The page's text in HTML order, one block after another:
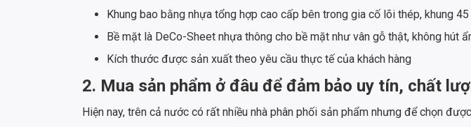
Khung bao bằng nhựa tổng hợp cao cấp bên trong gia cố lõi thép, khung
Bề mặt là DeCo-Sheet nhựa thông cho bề mặt như vân gỗ thật, không hút
Kích thước được sản xuất theo yêu cầu thực tế của khách hàng
2. Mua sản phẩm ở đâu để đảm bảo uy tín, chất
Hiện nay, trên cả nước có rất nhiều nhà phân phối sản phẩm nhưng để chọn